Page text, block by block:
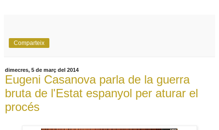
Comparteix
dimecres, 5 de març del 2014
Eugeni Casanova parla de la guerra
bruta de l'Estat espanyol per aturar el
procés